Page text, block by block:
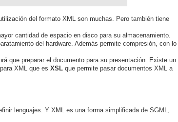
del formato XML son muchas. Pero también tiene
cantidad de espacio en disco para su almacenamiento.
del hardware. Además permite compresión, con lo
que preparar el documento para su presentación. Existe un
XML que es XSL que permite pasar documentos XML a
lenguajes. Y XML es una forma simplificada de SGML,